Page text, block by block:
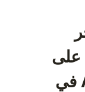
على
العملاء Amazon.com في